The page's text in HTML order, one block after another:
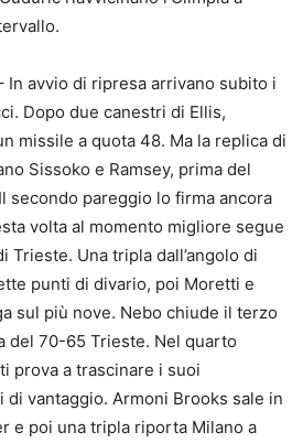
In avvio di ripresa arrivano subito i
Dopo due canestri di Ellis,
missile a quota 48. Ma la replica di
Sissoko e Ramsey, prima del
secondo pareggio lo firma ancora
volta al momento migliore segue
Trieste. Una tripla dall’angolo di
punti di divario, poi Moretti e
sul più nove. Nebo chiude il terzo
del 70-65 Trieste. Nel quarto
prova a trascinare i suoi
vantaggio. Armoni Brooks sale in
e poi una tripla riporta Milano a